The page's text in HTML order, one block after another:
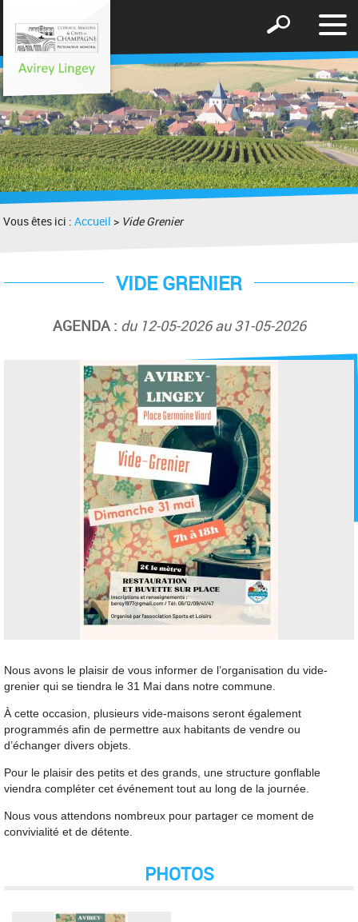
le
Afficher
formulaire
de
recherche
Vous êtes ici :Accueil > Vide Grenier
VIDE GRENIER
AGENDA : du 12-05-2026 au 31-05-2026
Nous avons le plaisir de vous informer de l’organisation du vide-
grenier qui se tiendra le 31 Mai dans notre commune.
À cette occasion, plusieurs vide-maisons seront également
programmés afin de permettre aux habitants de vendre ou
d’échanger divers objets.
Pour le plaisir des petits et des grands, une structure gonflable
viendra compléter cet événement tout au long de la journée.
Nous vous attendons nombreux pour partager ce moment de
convivialité et de détente.
PHOTOS